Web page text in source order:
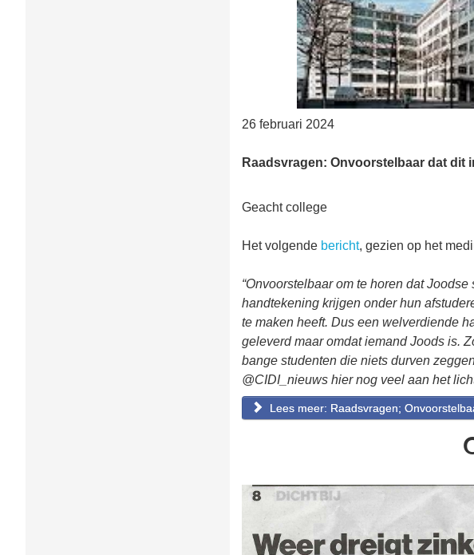
26 februari 2024
Raadsvragen: Onvoorstelbaar dat dit
Geacht college
Het volgende bericht, gezien op het
“Onvoorstelbaar om te horen dat
handtekening krijgen onder hun
te maken heeft. Dus een welverdiende
geleverd maar omdat iemand Joods is.
bange studenten die niets durven
@CIDI_nieuws hier nog veel aan het
Lees meer: Raadsvragen;